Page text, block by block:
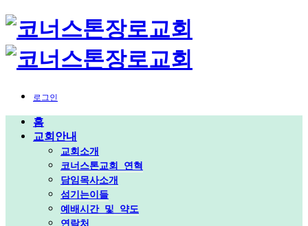
로그인
홈
교회안내
교회소개
코너스톤교회 연혁
담임목사소개
섬기는이들
예배시간 및 약도